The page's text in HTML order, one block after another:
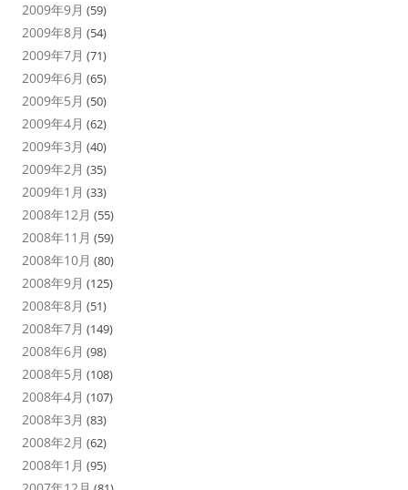
2009年9月 (59)
2009年8月 (54)
2009年7月 (71)
2009年6月 (65)
2009年5月 (50)
2009年4月 (62)
2009年3月 (40)
2009年2月 (35)
2009年1月 (33)
2008年12月 (55)
2008年11月 (59)
2008年10月 (80)
2008年9月 (125)
2008年8月 (51)
2008年7月 (149)
2008年6月 (98)
2008年5月 (108)
2008年4月 (107)
2008年3月 (83)
2008年2月 (62)
2008年1月 (95)